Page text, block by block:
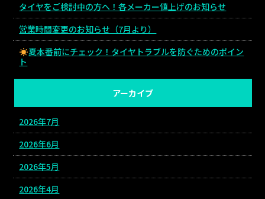
タイヤをご検討中の方へ！各メーカー値上げのお知らせ
営業時間変更のお知らせ（7月より）
夏本番前にチェック！タイヤトラブルを防ぐためのポイン
ト
アーカイブ
2026年7月
2026年6月
2026年5月
2026年4月